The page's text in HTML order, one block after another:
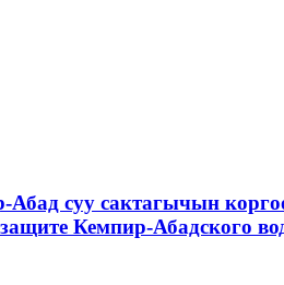
суу сактагычын
Кемпир-Абадского